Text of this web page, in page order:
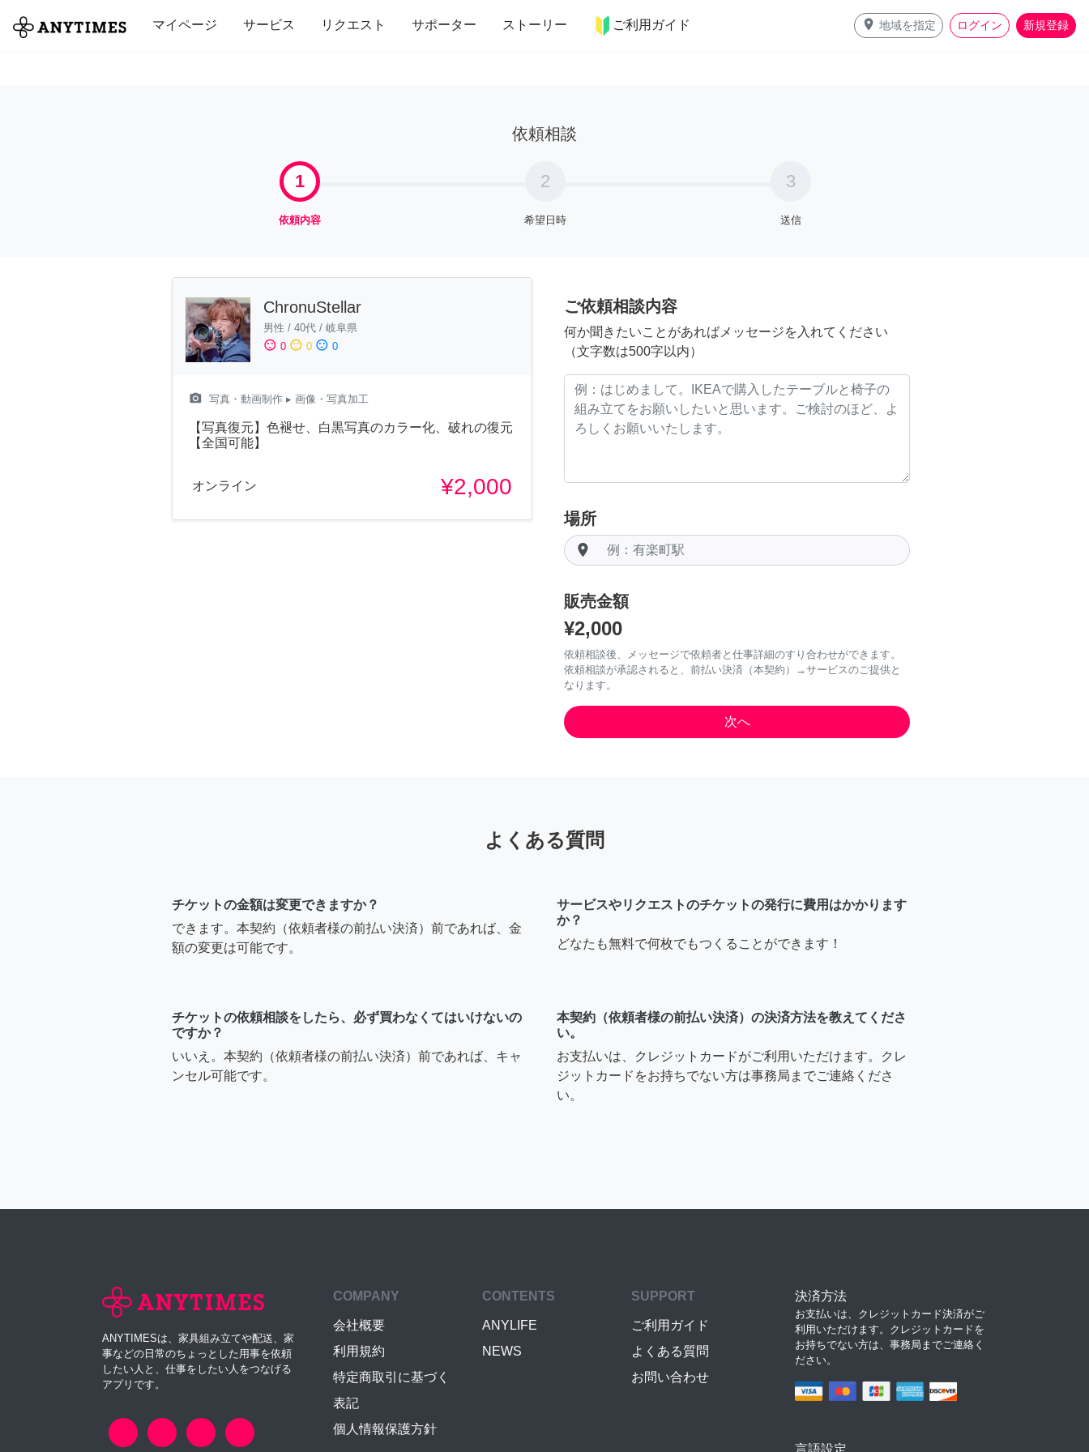
マイページ サービス リクエスト サポーター ストーリー ご利用ガイド place 地域を指定 ログイン 新規登録
全て 修理・組立 家事 引っ越し インテリア 趣味・習い事 ペット 料理
依頼相談
1
依頼内容
2
希望日時
3
送信
ChronuStellar
男性 / 40代 / 岐阜県
sentiment_satisfied 0 sentiment_neutral 0 sentiment_dissatisfied 0
camera_alt 写真・動画制作 ▸ 画像・写真加工
【写真復元】色褪せ、白黒写真のカラー化、破れの復元
【全国可能】
オンライン ¥2,000
ご依頼相談内容
何か聞きたいことがあればメッセージを入れてください
（文字数は500字以内）
場所
room
販売金額
¥2,000
依頼相談後、メッセージで依頼者と仕事詳細のすり合わせができます。
依頼相談が承認されると、前払い決済（本契約）→サービスのご提供と
なります。
よくある質問
チケットの金額は変更できますか？
できます。本契約（依頼者様の前払い決済）前であれば、金
額の変更は可能です。
サービスやリクエストのチケットの発行に費用はかかります
か？
どなたも無料で何枚でもつくることができます！
チケットの依頼相談をしたら、必ず買わなくてはいけないの
ですか？
いいえ。本契約（依頼者様の前払い決済）前であれば、キャ
ンセル可能です。
本契約（依頼者様の前払い決済）の決済方法を教えてくださ
い。
お支払いは、クレジットカードがご利用いただけます。クレ
ジットカードをお持ちでない方は事務局までご連絡くださ
い。
ANYTIMESは、家具組み立てや配送、家
事などの日常のちょっとした用事を依頼
したい人と、仕事をしたい人をつなげる
アプリです。
COMPANY
会社概要
利用規約
特定商取引に基づく
表記
個人情報保護方針
CONTENTS
ANYLIFE
NEWS
SUPPORT
ご利用ガイド
よくある質問
お問い合わせ
決済方法
お支払いは、クレジットカード決済がご
利用いただけます。クレジットカードを
お持ちでない方は、事務局までご連絡く
ださい。
言語設定